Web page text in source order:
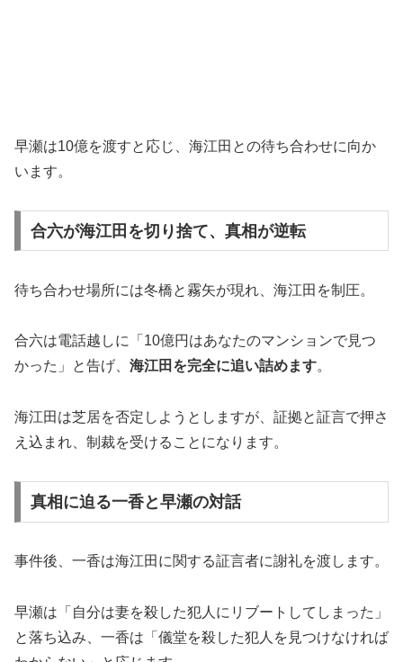
早瀬は10億を渡すと応じ、海江田との待ち合わせに向か
います。
合六が海江田を切り捨て、真相が逆転
待ち合わせ場所には冬橋と霧矢が現れ、海江田を制圧。
合六は電話越しに「10億円はあなたのマンションで見つ
かった」と告げ、 海江田を完全に追い詰めます。
海江田は芝居を否定しようとしますが、証拠と証言で押さ
え込まれ、制裁を受けることになります。
真相に迫る一香と早瀬の対話
事件後、一香は海江田に関する証言者に謝礼を渡します。
早瀬は「自分は妻を殺した犯人にリブートしてしまった」
と落ち込み、一香は「儀堂を殺した犯人を見つけなければ